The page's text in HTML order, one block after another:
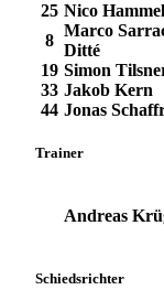
25 Nico Hammel
8
Marco
Ditté
19 Simon
33 Jakob Kern
44 Jonas
Trainer
Andreas
Schiedsrichter